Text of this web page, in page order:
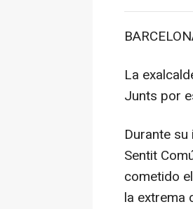
La
Junts por
Durante
Sentit
cometido
la extrema